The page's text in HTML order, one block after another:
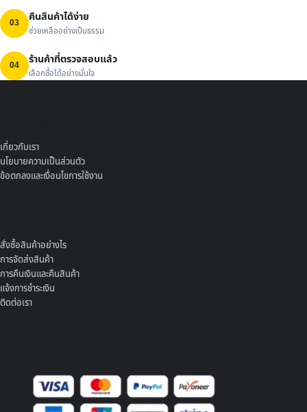
03 คืนสินค้าได้ง่าย
ช่วยเหลืออย่างเป็นธรรม
04 ร้านค้าที่ตรวจสอบแล้ว
เลือกซื้อได้อย่างมั่นใจ
เกี่ยวกับเรา
นโยบายความเป็นส่วนตัว
ข้อตกลงและเงื่อนไขการใช้งาน
สั่งซื้อสินค้าอย่างไร
การจัดส่งสินค้า
การคืนเงินและคืนสินค้า
แจ้งการชำระเงิน
ติดต่อเรา